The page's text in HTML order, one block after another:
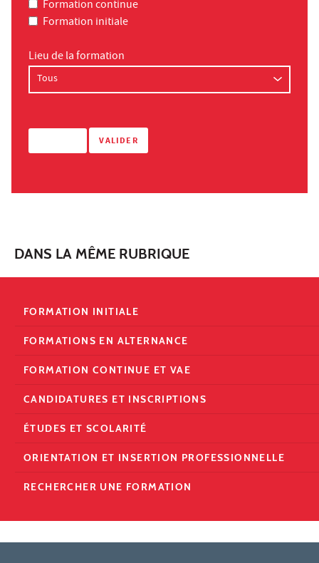
Formation continue
Formation initiale
Lieu de la formation
DANS LA MÊME RUBRIQUE
FORMATION INITIALE
FORMATIONS EN ALTERNANCE
FORMATION CONTINUE ET VAE
CANDIDATURES ET INSCRIPTIONS
ÉTUDES ET SCOLARITÉ
ORIENTATION ET INSERTION PROFESSIONNELLE
RECHERCHER UNE FORMATION